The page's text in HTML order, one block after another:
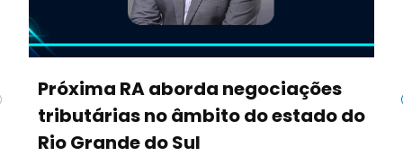
Próxima RA aborda negociações
tributárias no âmbito do estado do
Rio Grande do Sul